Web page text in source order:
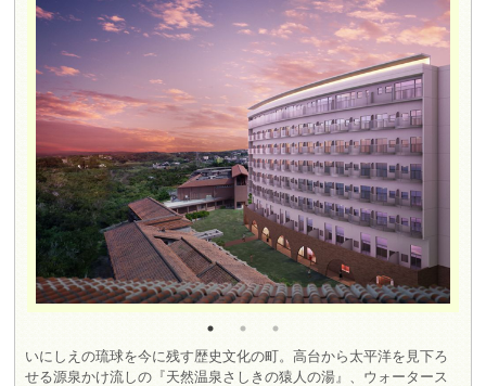
いにしえの琉球を今に残す歴史文化の町。高台から太平洋を見下ろ
せる源泉かけ流しの『天然温泉さしきの猿人の湯』、ウォータース